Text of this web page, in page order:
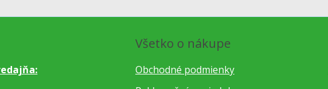
Všetko o nákupe
Obchodné podmienky